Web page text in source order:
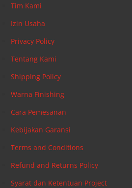
Tim Kami
Izin Usaha
Privacy Policy
Tentang Kami
Shipping Policy
Warna Finishing
Cara Pemesanan
Kebijakan Garansi
Terms and Conditions
Refund and Returns Policy
Syarat dan Ketentuan Project